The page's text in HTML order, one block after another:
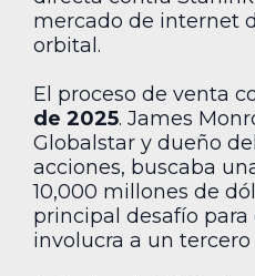
mercado de internet
orbital.
El proceso de venta
de 2025. James
Globalstar y dueño
acciones, buscaba
10,000 millones de
principal desafío para
involucra a un